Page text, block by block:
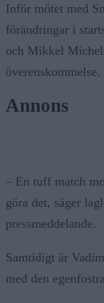
Inför mötet med
förändringar i
och Mikkel
överenskommelse.
Annons
– En tuff match
göra det, säger
pressmeddelande.
Samtidigt är
med den